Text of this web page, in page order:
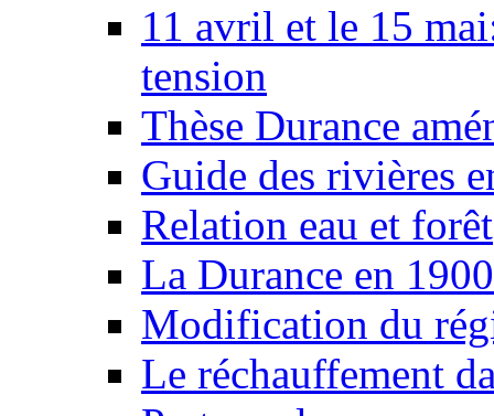
11 avril et le 15
tension
Thèse Durance
Guide des rivières
Relation eau et forêt
La Durance en 1900
Modification du
Le réchauffement